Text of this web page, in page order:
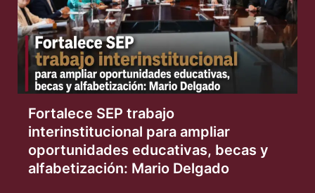
Fortalece SEP trabajo
interinstitucional para ampliar
oportunidades educativas, becas y
alfabetización: Mario Delgado